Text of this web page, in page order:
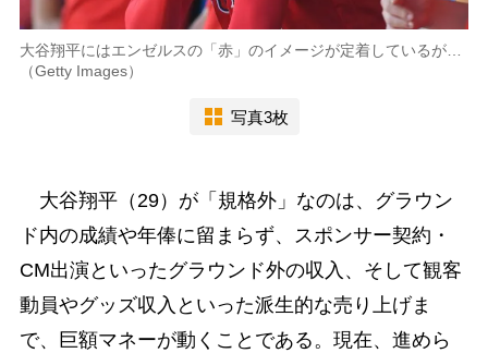
大谷翔平にはエンゼルスの「赤」のイメージが定着しているが…
（Getty Images）
写真3枚
大谷翔平（29）が「規格外」なのは、グラウン
ド内の成績や年俸に留まらず、スポンサー契約・
CM出演といったグラウンド外の収入、そして観客
動員やグッズ収入といった派生的な売り上げま
で、巨額マネーが動くことである。現在、進めら